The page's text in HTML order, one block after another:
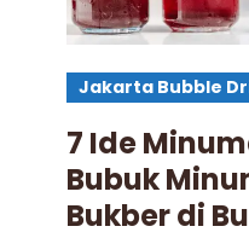
Jakarta Bubble
7 Ide
Bubuk
Bukber di